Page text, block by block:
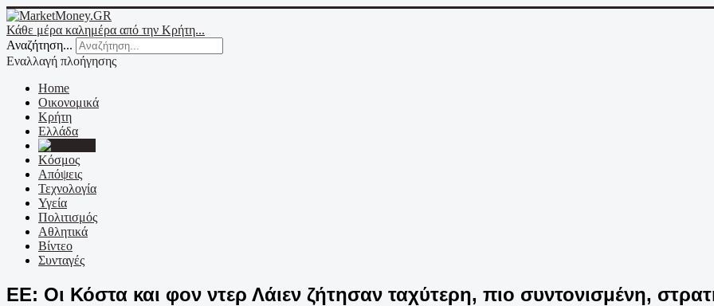
Κάθε μέρα καλημέρα από την Κρήτη...
Αναζήτηση...
Εναλλαγή πλοήγησης
Home
Οικονομικά
Κρήτη
Ελλάδα
Κόσμος
Απόψεις
Τεχνολογία
Υγεία
Πολιτισμός
Αθλητικά
Βίντεο
Συνταγές
ΕΕ: Οι Κόστα και φον ντερ Λάιεν ζήτησαν ταχύτερη, πιο συντονισμένη,